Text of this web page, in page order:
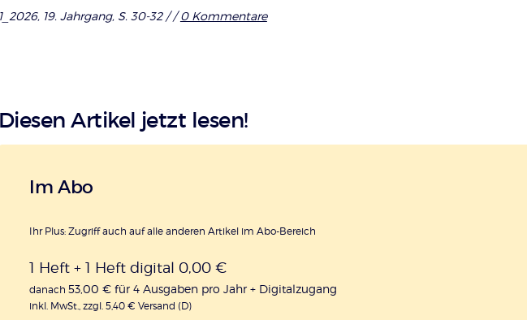
1_2026, 19. Jahrgang, S. 30-32 //0 Kommentare
Diesen Artikel jetzt lesen!
Im Abo
Ihr Plus: Zugriff auch auf alle anderen Artikel im Abo-Bereich
1 Heft + 1 Heft digital 0,00 €
danach53,00 € für 4 Ausgaben pro Jahr + Digitalzugang
inkl. MwSt., zzgl. 5,40 € Versand (D)